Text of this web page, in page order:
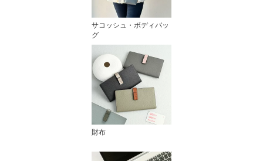
サコッシュ・ボディバッ
グ
財布